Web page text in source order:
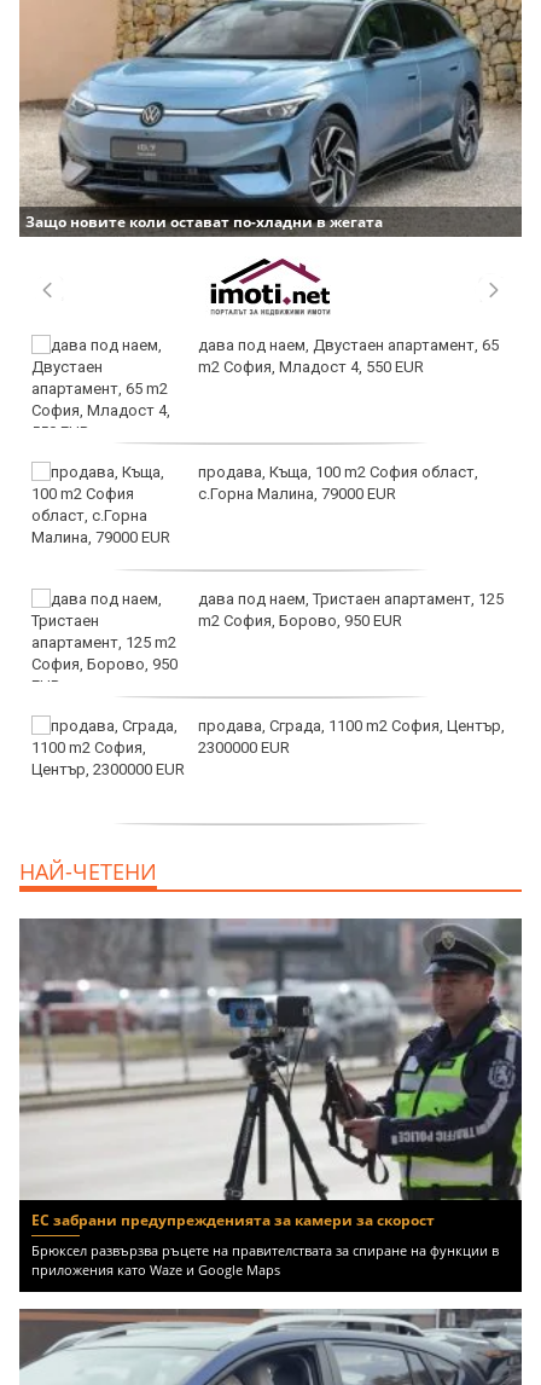
Защо новите коли остават по-хладни в жегата
дава под наем, Двустаен апартамент, 65
m2 София, Младост 4, 550 EUR
продава, Къща, 100 m2 София област,
с.Горна Малина, 79000 EUR
дава под наем, Тристаен апартамент, 125
m2 София, Борово, 950 EUR
продава, Сграда, 1100 m2 София, Център,
2300000 EUR
НАЙ-ЧЕТЕНИ
ЕС забрани предупрежденията за камери за скорост
Брюксел развързва ръцете на правителствата за спиране на функции в
приложения като Waze и Google Maps